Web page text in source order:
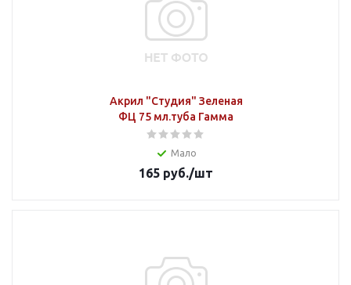
Акрил "Студия" Зеленая
ФЦ 75 мл.туба Гамма
Мало
165 руб./шт